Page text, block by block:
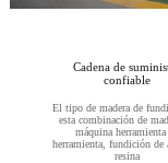
Cadena de
confiable
El tipo de madera de
esta combinación de
máquina herramienta
herramienta, fundición de
resina